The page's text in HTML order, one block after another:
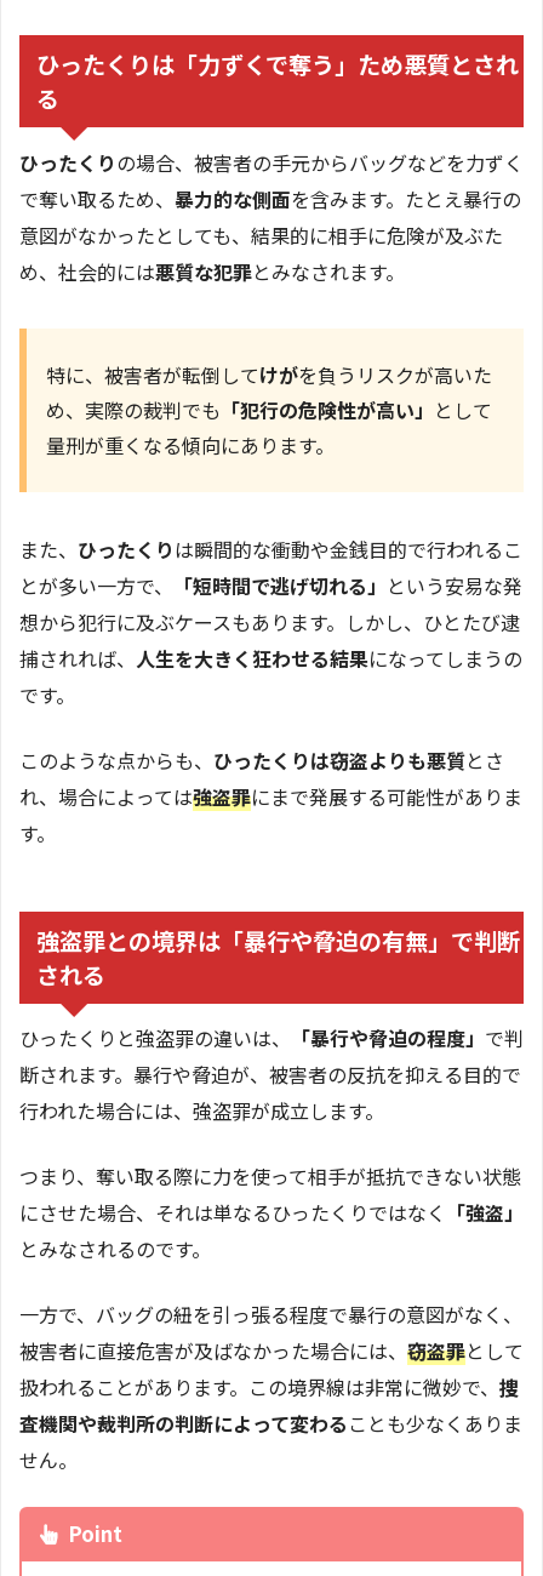
ひったくりは「力ずくで奪う」ため悪質とされ
る
ひったくりの場合、被害者の手元からバッグなどを力ずく
で奪い取るため、 暴力的な側面を含みます。たとえ暴行の
意図がなかったとしても、結果的に相手に危険が及ぶた
め、社会的には悪質な犯罪とみなされます。
特に、被害者が転倒してけがを負うリスクが高いた
め、実際の裁判でも 「犯行の危険性が高い」 として
量刑が重くなる傾向にあります。
また、 ひったくりは瞬間的な衝動や金銭目的で行われるこ
とが多い一方で、
「短時間で逃げ切れる」 という安易な発
想から犯行に及ぶケースもあります。しかし、ひとたび逮
捕されれば、 人生を大きく狂わせる結果になってしまうの
です。
このような点からも、 ひったくりは窃盗よりも悪質とさ
れ、場合によっては強盗罪にまで発展する可能性がありま
す。
強盗罪との境界は「暴行や脅迫の有無」で判断
される
ひったくりと強盗罪の違いは、 「暴行や脅迫の程度」 で判
断されます。暴行や脅迫が、被害者の反抗を抑える目的で
行われた場合には、強盗罪が成立します。
つまり、奪い取る際に力を使って相手が抵抗できない状態
にさせた場合、それは単なるひったくりではなく 「強盗」
とみなされるのです。
一方で、バッグの紐を引っ張る程度で暴行の意図がなく、
被害者に直接危害が及ばなかった場合には、 窃盗罪として
扱われることがあります。この境界線は非常に微妙で、 捜
査機関や裁判所の判断によって変わる ことも少なくありま
せん。
Point